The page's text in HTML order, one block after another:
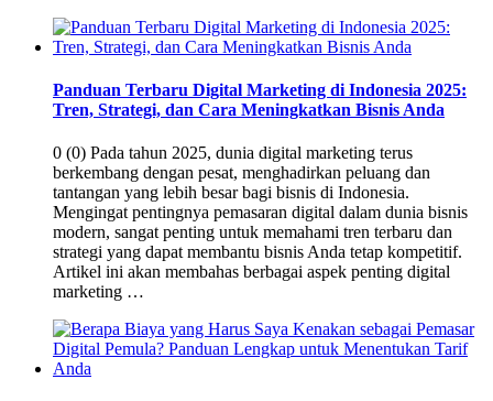
Panduan Terbaru Digital Marketing di Indonesia 2025:
Tren, Strategi, dan Cara Meningkatkan Bisnis Anda
0 (0) Pada tahun 2025, dunia digital marketing terus
berkembang dengan pesat, menghadirkan peluang dan
tantangan yang lebih besar bagi bisnis di Indonesia.
Mengingat pentingnya pemasaran digital dalam dunia bisnis
modern, sangat penting untuk memahami tren terbaru dan
strategi yang dapat membantu bisnis Anda tetap kompetitif.
Artikel ini akan membahas berbagai aspek penting digital
marketing …